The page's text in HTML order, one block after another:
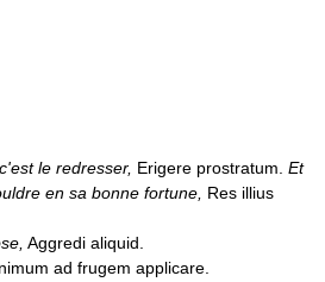
le redresser, Erigere prostratum. Et
en sa bonne fortune, Res illius
Aggredi aliquid.
ad frugem applicare.